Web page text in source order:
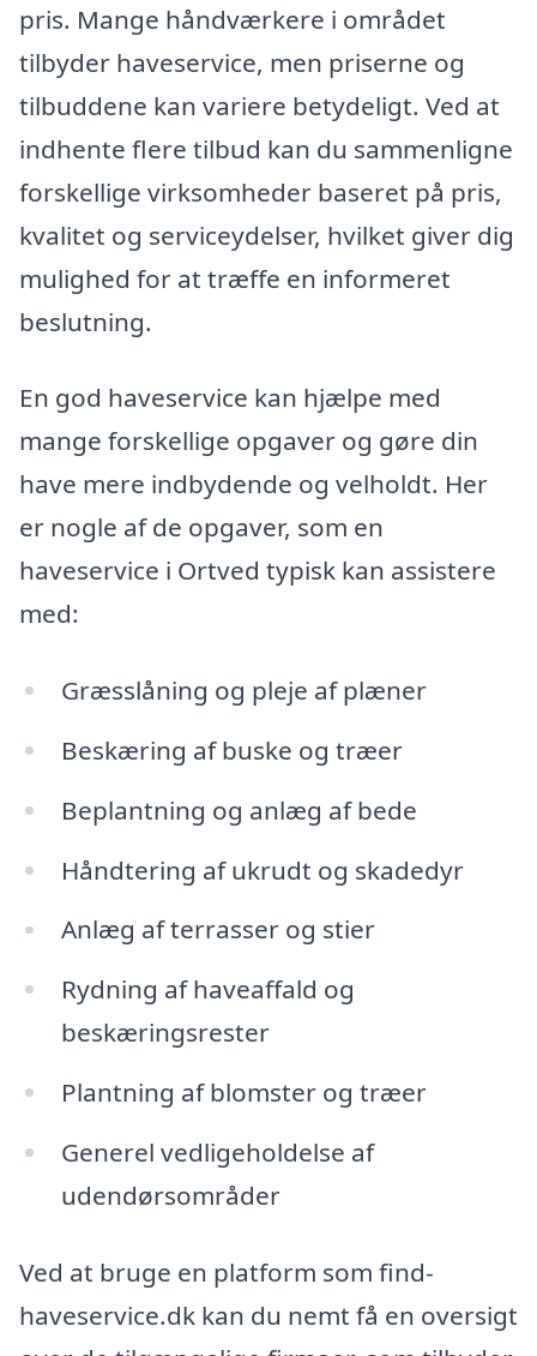
pris. Mange håndværkere i området
tilbyder haveservice, men priserne og
tilbuddene kan variere betydeligt. Ved at
indhente flere tilbud kan du sammenligne
forskellige virksomheder baseret på pris,
kvalitet og serviceydelser, hvilket giver dig
mulighed for at træffe en informeret
beslutning.
En god haveservice kan hjælpe med
mange forskellige opgaver og gøre din
have mere indbydende og velholdt. Her
er nogle af de opgaver, som en
haveservice i Ortved typisk kan assistere
med:
Græsslåning og pleje af plæner
Beskæring af buske og træer
Beplantning og anlæg af bede
Håndtering af ukrudt og skadedyr
Anlæg af terrasser og stier
Rydning af haveaffald og
beskæringsrester
Plantning af blomster og træer
Generel vedligeholdelse af
udendørsområder
Ved at bruge en platform som find-
haveservice.dk kan du nemt få en oversigt